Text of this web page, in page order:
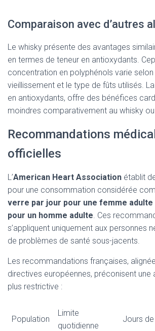
Comparaison avec d’autres
Le whisky présente des avantages
en termes de teneur en antioxydants.
concentration en polyphénols varie
vieillissement et le type de fûts utilisés.
en antioxydants, offre des bénéfices
moindres comparativement au whisky
Recommandations
officielles
L’American Heart Association établit
pour une consommation considérée
verre par jour pour une femme
pour un homme adulte. Ces
s’appliquent uniquement aux personnes
de problèmes de santé sous-jacents.
Les recommandations françaises,
directives européennes, préconisent
plus restrictive :
Population
Limite
quotidienne
Jours